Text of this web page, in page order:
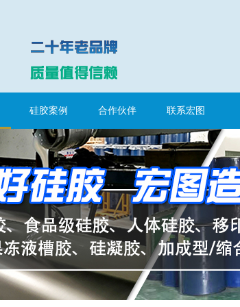
硅胶案例 合作伙伴 联系宏图